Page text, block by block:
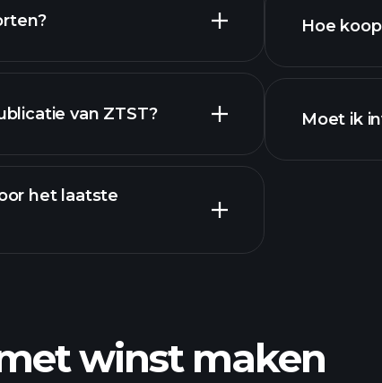
van ZTST?
Winstkalender
het laatste
Hoe
Moet ik
winst maken